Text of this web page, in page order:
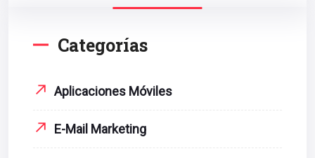
Categorías
Aplicaciones Móviles
E-Mail Marketing